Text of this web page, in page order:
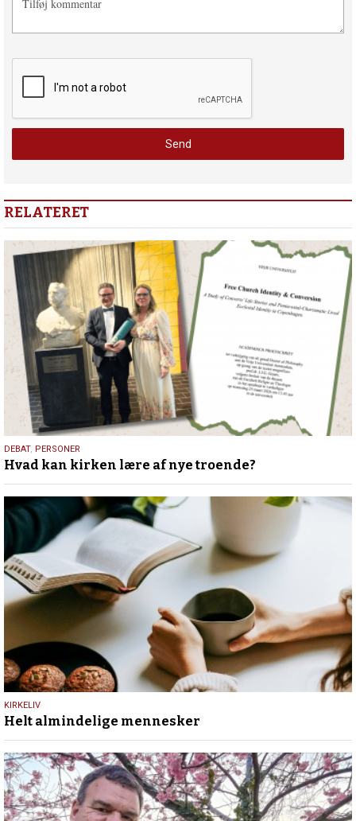
RELATERET
25.
juli
2026
DEBAT, PERSONER
Hvad kan kirken lære af nye troende?
9.
juli
2026
KIRKELIV
Helt almindelige mennesker